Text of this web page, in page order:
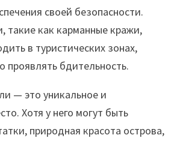
своей безопасности.
такие как карманные кражи,
в туристических зонах,
проявлять бдительность.
— это уникальное и
Хотя у него могут быть
природная красота острова,